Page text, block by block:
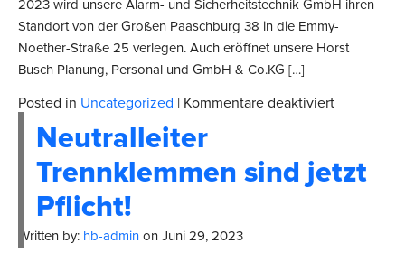
2023 wird unsere Alarm- und Sicherheitstechnik GmbH ihren
Standort von der Großen Paaschburg 38 in die Emmy-
Noether-Straße 25 verlegen. Auch eröffnet unsere Horst
Busch Planung, Personal und GmbH & Co.KG […]
Posted in Uncategorized | Kommentare deaktiviertfür
Itzehoe
Neutralleiter
Trennklemmen sind jetzt
Pflicht!
Written by: hb-admin on Juni 29, 2023